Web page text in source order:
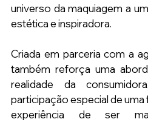
universo da maquiagem a
estética e inspiradora.
Criada em parceria com a
também reforça uma
realidade da
participação especial de uma
experiência de ser